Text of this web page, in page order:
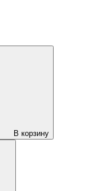
В корзину